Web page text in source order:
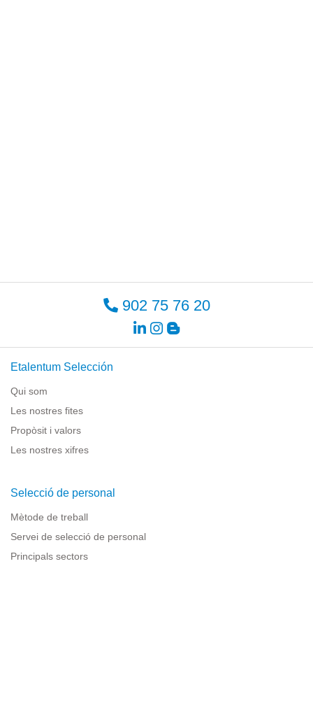
902 75 76 20
Etalentum Selección
Qui som
Les nostres fites
Propòsit i valors
Les nostres xifres
Selecció de personal
Mètode de treball
Servei de selecció de personal
Principals sectors